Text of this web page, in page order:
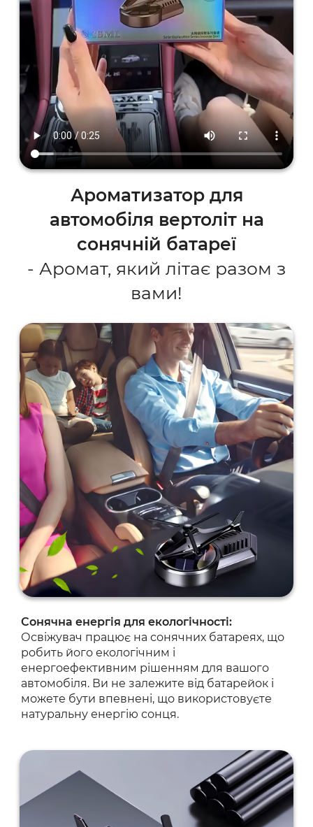
Ароматизатор для
автомобіля вертоліт на
сонячній батареї
- Аромат, який літає разом з
вами!
Сонячна енергія для екологічності:
Освіжувач працює на сонячних батареях, що
робить його екологічним і
енергоефективним рішенням для вашого
автомобіля. Ви не залежите від батарейок і
можете бути впевнені, що використовуєте
натуральну енергію сонця.